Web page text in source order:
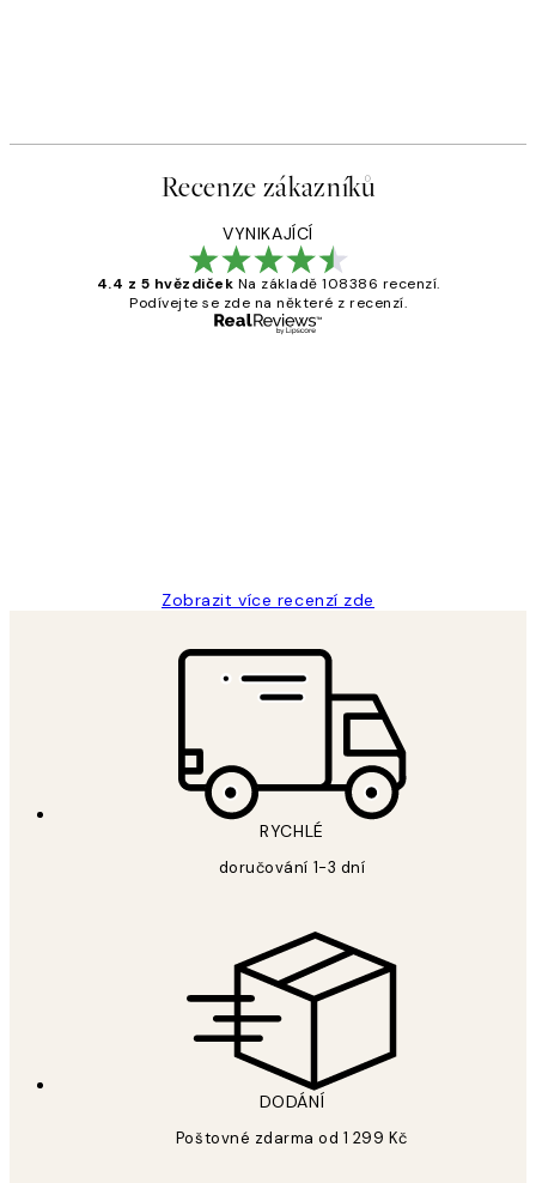
Recenze zákazníků
VYNIKAJÍCÍ
4.4 z 5 hvězdiček Na základě 108386 recenzí.
Podívejte se zde na některé z recenzí.
Zobrazit více recenzí zde
RYCHLÉ
doručování 1-3 dní
DODÁNÍ
Poštovné zdarma od 1 299 Kč